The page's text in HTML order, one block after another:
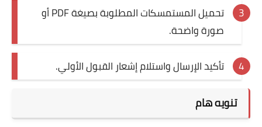
تحميل المستمسكات المطلوبة بصيغة PDF أو
صورة واضحة.
تأكيد الإرسال واستلام إشعار القبول الأولي.
تنويه هام